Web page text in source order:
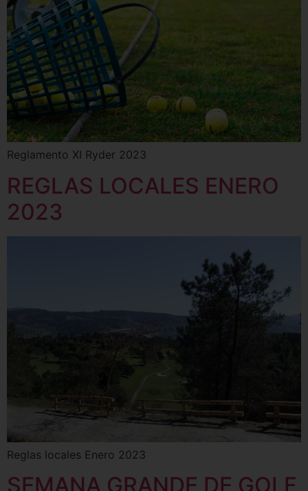
Reglamento XI Ryder 2023
REGLAS LOCALES ENERO
2023
Reglas locales Enero 2023
SEMANA GRANDE DE GOLF